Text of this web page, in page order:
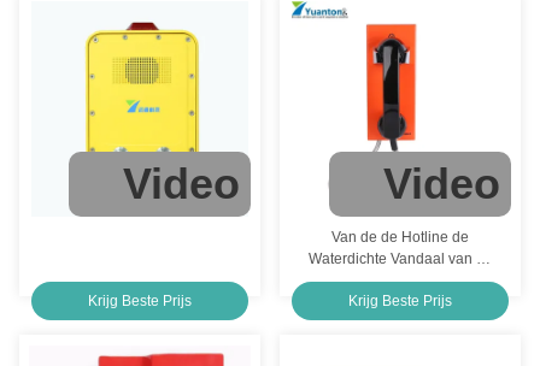
Video
Krijg Beste Prijs
Video
Van de de Hotline de
Waterdichte Vandaal van de
Snelkeuzenoodsituatie
Telefoon van de de
Telefoonbank Bestand
Krijg Beste Prijs